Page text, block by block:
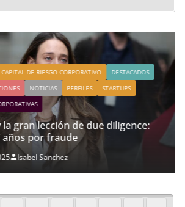
CAPITAL DE RIESGO CORPORATIVO
DESTACADOS
NOTICIAS PERFILES
STARTUPS
la gran lección de due diligence:
años por fraude
Isabel Sanchez